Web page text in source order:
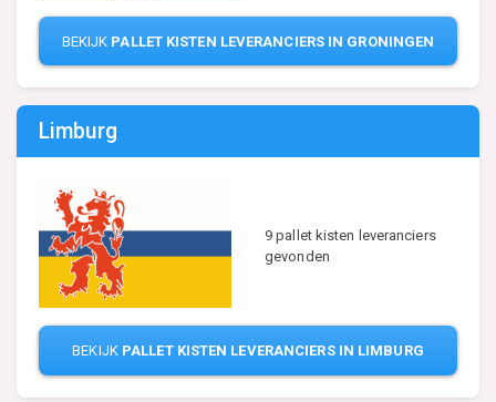
BEKIJK PALLET KISTEN LEVERANCIERS IN GRONINGEN
Limburg
9 pallet kisten leveranciers
gevonden
BEKIJK PALLET KISTEN LEVERANCIERS IN LIMBURG